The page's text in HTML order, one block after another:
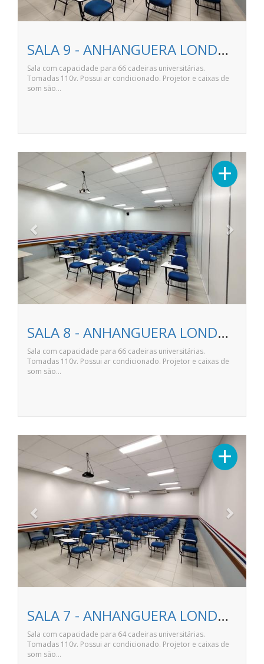
SALA 9 - ANHANGUERA LONDRINA NITERÓI
Sala com capacidade para 66 cadeiras universitárias.
Tomadas 110v. Possui ar condicionado. Projetor e caixas de
som são…
+
Previous Next
SALA 8 - ANHANGUERA LONDRINA NITERÓI
Sala com capacidade para 66 cadeiras universitárias.
Tomadas 110v. Possui ar condicionado. Projetor e caixas de
som são…
+
Previous Next
SALA 7 - ANHANGUERA LONDRINA NITERÓI
Sala com capacidade para 64 cadeiras universitárias.
Tomadas 110v. Possui ar condicionado. Projetor e caixas de
som são…